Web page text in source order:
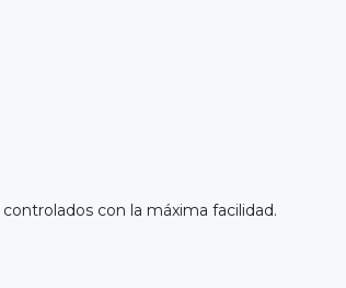
con la máxima facilidad.